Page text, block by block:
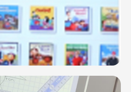
de lectura en idioma
inglés.